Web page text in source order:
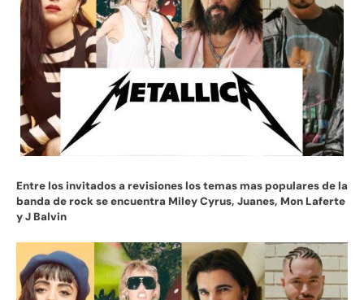
Entre los invitados a revisiones los temas mas populares de la
banda de rock se encuentra Miley Cyrus, Juanes, Mon Laferte
y J Balvin